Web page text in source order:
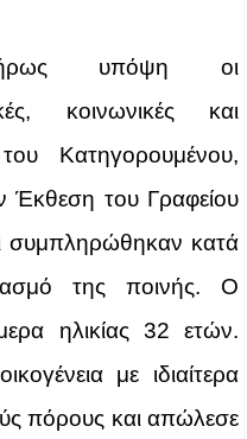
υπόψη οι
κοινωνικές και
του Κατηγορουμένου,
Έκθεση του Γραφείου
συμπληρώθηκαν κατά
της ποινής. Ο
ηλικίας 32 ετών.
με ιδιαίτερα
πόρους και απώλεσε